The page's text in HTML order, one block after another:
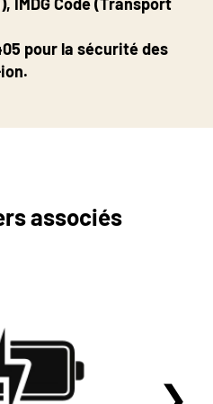
pour la sécurité des
associés